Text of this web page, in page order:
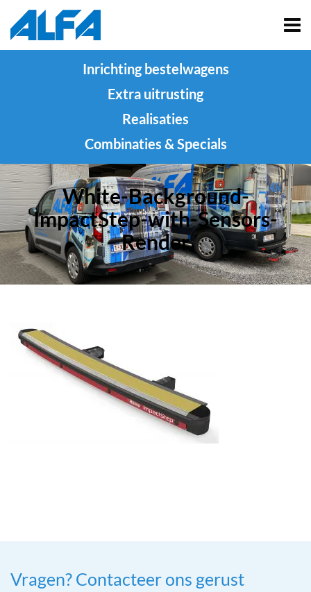
Inrichting bestelwagens
Extra uitrusting
Realisaties
Combinaties & Specials
White-Background-
ImpactStep-with-Sensors-
Render
Vragen? Contacteer ons gerust